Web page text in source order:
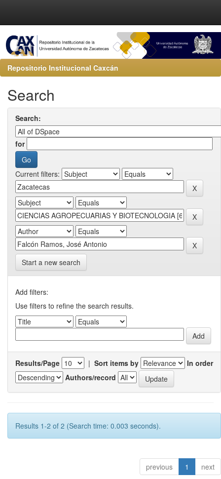
Repositorio Institucional Caxcán
Search
Search:
for
Current filters:
Start a new search
Add filters:
Use filters to refine the search results.
Results/Page | Sort items by
In order
Authors/record
Results 1-2 of 2 (Search time: 0.003 seconds).
previous 1 next